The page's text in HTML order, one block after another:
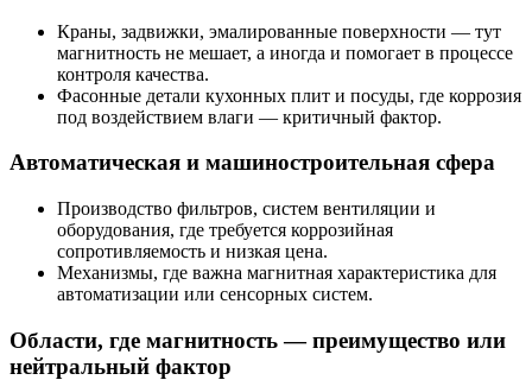
Краны, задвижки, эмалированные поверхности — тут
магнитность не мешает, а иногда и помогает в процессе
контроля качества.
Фасонные детали кухонных плит и посуды, где коррозия
под воздействием влаги — критичный фактор.
Автоматическая и машиностроительная сфера
Производство фильтров, систем вентиляции и
оборудования, где требуется коррозийная
сопротивляемость и низкая цена.
Механизмы, где важна магнитная характеристика для
автоматизации или сенсорных систем.
Области, где магнитность — преимущество или
нейтральный фактор